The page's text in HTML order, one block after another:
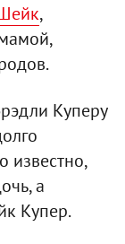
,
Куперу
известно,
а
Купер.